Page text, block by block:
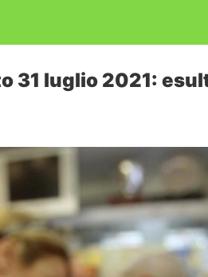
31 luglio 2021: